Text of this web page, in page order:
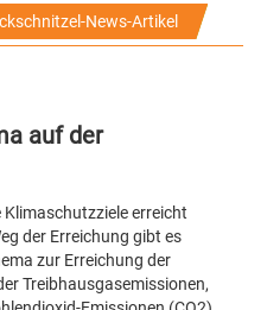
News-Artikel
auf der
erreicht
der Erreichung gibt es
zur Erreichung der
Treibhausgasemissionen,